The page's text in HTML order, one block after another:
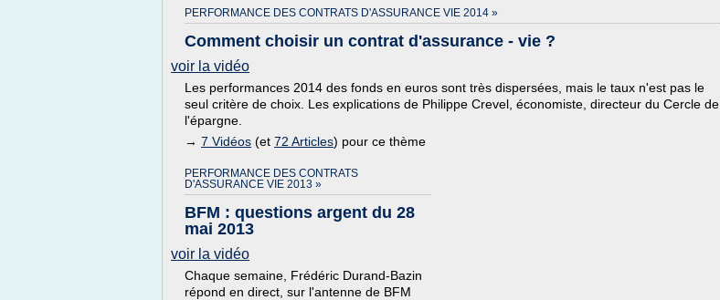
PERFORMANCE DES CONTRATS D'ASSURANCE VIE 2014 »
Comment choisir un contrat d'assurance - vie ?
voir la vidéo
Les performances 2014 des fonds en euros sont très dispersées, mais le taux n'est pas le
seul critère de choix. Les explications de Philippe Crevel, économiste, directeur du Cercle de
l'épargne.
→ 7 Vidéos (et 72 Articles) pour ce thème
PERFORMANCE DES CONTRATS
D'ASSURANCE VIE 2013 »
BFM : questions argent du 28
mai 2013
voir la vidéo
Chaque semaine, Frédéric Durand-Bazin
répond en direct, sur l'antenne de BFM